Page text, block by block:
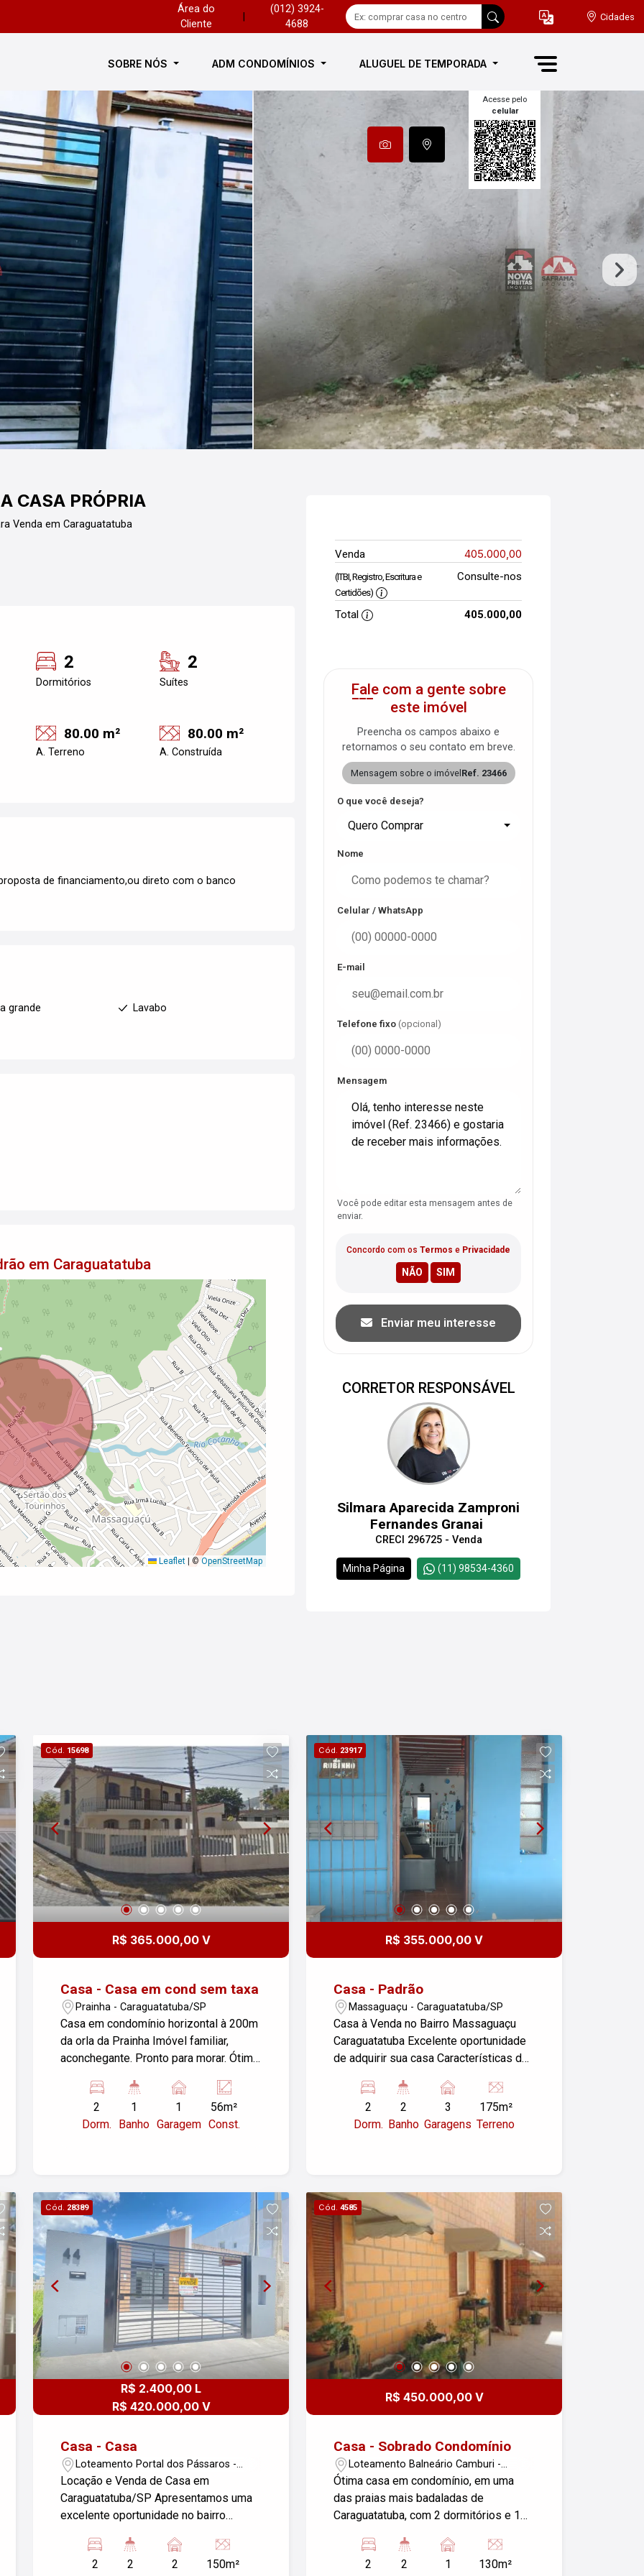
Área do
Cliente
(012) 3924-
4688
Cidades
SOBRE NÓS ADM CONDOMÍNIOS ALUGUEL DE TEMPORADA
Acesse pelo
celular
CASA PRÓPRIA
Venda em Caraguatatuba
2
Dormitórios
2
Suítes
80.00 m²
A. Terreno
80.00 m²
A. Construída
de financiamento,ou direto com o banco
grande Lavabo
em Caraguatatuba
Leaflet ©OpenStreetMap
Venda 405.000,00
(ITBI, Registro, Escritura e
Certidões)
Consulte-nos
Total 405.000,00
Fale com a gente sobre
este imóvel
Preencha os campos abaixo e
retornamos o seu contato em breve.
Mensagem sobre o imóvel Ref. 23466
O que você deseja?
Quero Comprar
Nome
Celular / WhatsApp
E-mail
Telefone fixo (opcional)
Mensagem
Você pode editar esta mensagem antes de
enviar.
Concordo com os Termos e Privacidade
Enviar meu interesse
CORRETOR RESPONSÁVEL
Silmara Aparecida Zamproni
Fernandes Granai
CRECI 296725 - Venda
Minha Página (11) 98534-4360
Cód. 15698
R$ 365.000,00 V
Casa - Casa em cond sem taxa
Prainha - Caraguatatuba/SP
Casa em condomínio horizontal à 200m
da orla da Prainha Imóvel familiar,
aconchegante. Pronto para morar. Ótima
Imóvel bem construído! Acesso fácil
para rodovia. Documentação em
ordem!! Agende já sua visita. Excelente
2
Dorm.
1
Banho
1
Garagem
56m²
Const.
Cód. 23917
R$ 355.000,00 V
Casa - Padrão
Massaguaçu - Caraguatatuba/SP
Casa à Venda no Bairro Massaguaçu
Caraguatatuba Excelente oportunidade
de adquirir sua casa Características do
conjugada : Cozinha funcional Imóvel
mobiliado vai tirar objetos pessoais
Localizada em um bairro tranquilo,
visita!
2
Dorm.
2
Banho
3
Garagens
175m²
Terreno
Cód. 28389
R$ 2.400,00 L
R$ 420.000,00 V
Casa - Casa
Loteamento Portal dos Pássaros -
Caraguatatuba/SP
Locação e Venda de Casa em
Caraguatatuba/SP Apresentamos uma
excelente oportunidade no bairro
casa possui 2 dormitórios, ideal para
quem busca conforto e praticidade.
2
2
2
150m²
Cód. 4585
R$ 450.000,00 V
Casa - Sobrado Condomínio
Loteamento Balneário Camburi -
Caraguatatuba/SP
Ótima casa em condomínio, em uma
das praias mais badaladas de
Caraguatatuba, com 2 dormitórios e 1
2
2
1
130m²